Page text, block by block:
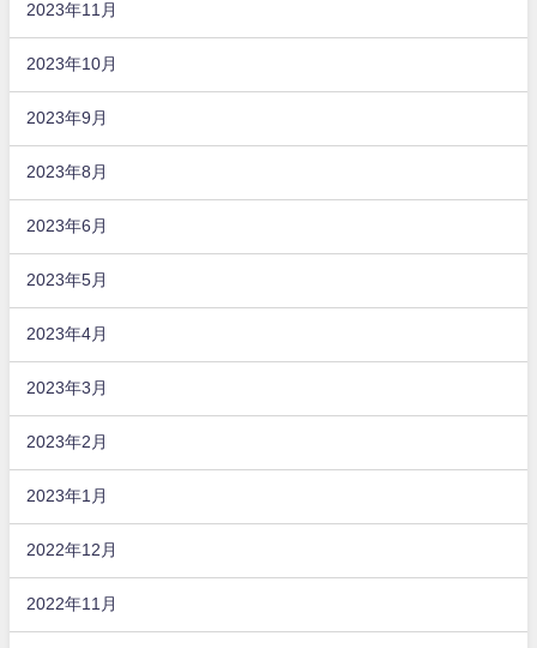
2023年11月
2023年10月
2023年9月
2023年8月
2023年6月
2023年5月
2023年4月
2023年3月
2023年2月
2023年1月
2022年12月
2022年11月